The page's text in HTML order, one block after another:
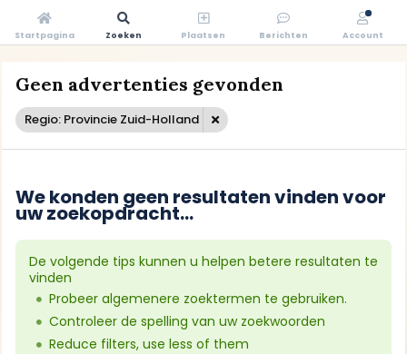
Geen advertenties gevonden
Regio: Provincie Zuid-Holland
We konden geen resultaten vinden voor
uw zoekopdracht...
De volgende tips kunnen u helpen betere resultaten te
vinden
Probeer algemenere zoektermen te gebruiken.
Controleer de spelling van uw zoekwoorden
Reduce filters, use less of them
Startpagina Zoeken Plaatsen Berichten Account